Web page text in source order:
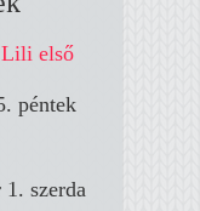
első
péntek
1. szerda